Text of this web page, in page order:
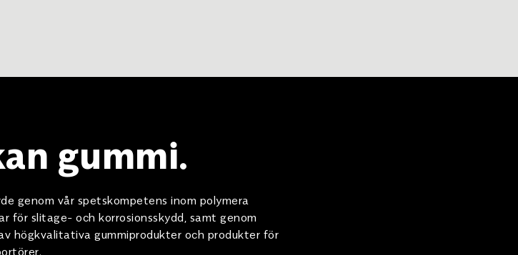
gummi.
genom vår spetskompetens inom polymera
för slitage- och korrosionsskydd, samt genom
högkvalitativa gummiprodukter och produkter för